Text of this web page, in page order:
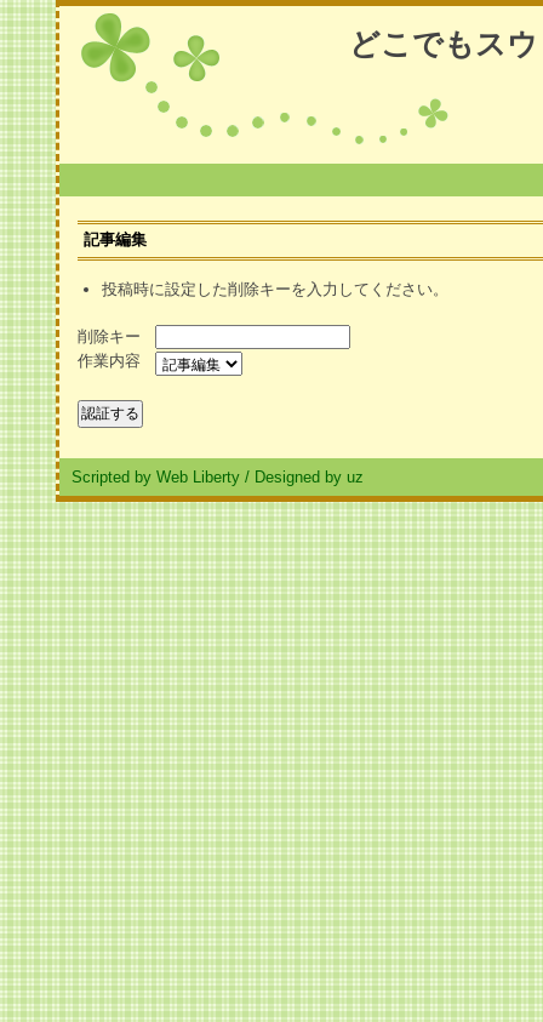
どこでもス
記事編集
投稿時に設定した削除キーを入力してください。
削除キー
作業内容
Scripted by Web Liberty / Designed by uz